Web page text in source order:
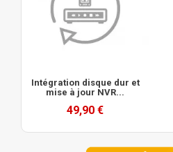
Intégration disque dur et
mise à jour NVR...
49,90 €